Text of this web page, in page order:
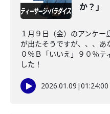
か？」
１月９日（金）のアンケ
が出たそうですが、、、あ
０％Ｂ「いいえ」９０％
した！
2026.01.09 |01:24:00